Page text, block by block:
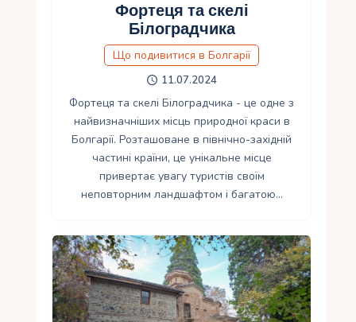
Фортеця та скелі
Білоградчика
Що подивитися в Болгарії
11.07.2024
Фортеця та скелі Білоградчика - це одне з
найвизначніших місць природної краси в
Болгарії. Розташоване в північно-західній
частині країни, це унікальне місце
привертає увагу туристів своїм
неповторним ландшафтом і багатою…